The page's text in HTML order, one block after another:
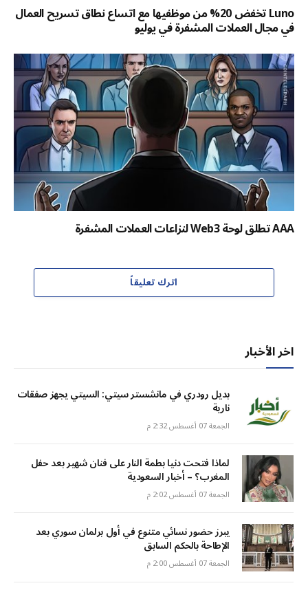
Luno تخفض 20% من موظفيها مع اتساع نطاق تسريح العمال
في مجال العملات المشفرة في يوليو
AAA تطلق لوحة Web3 لنزاعات العملات المشفرة
اترك تعليقاً
اخر الأخبار
بديل رودري في مانشستر سيتي: السيتي يجهز صفقات
نارية
الجمعة 07 أغسطس 2:32 م
لماذا فتحت دنيا بطمة النار على فنان شهير بعد حفل
المغرب؟ – أخبار السعودية
الجمعة 07 أغسطس 2:02 م
يبرز حضور نسائي متنوع في أول برلمان سوري بعد
الإطاحة بالحكم السابق
الجمعة 07 أغسطس 2:00 م